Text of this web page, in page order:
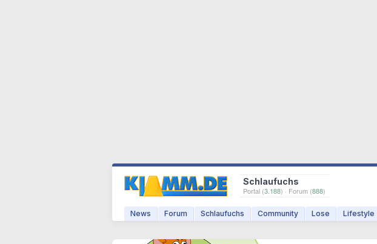
Schlaufuchs
Portal (3.188) · Forum (888)
News Forum Schlaufuchs Community Lose Lifestyle